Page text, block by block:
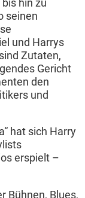
hin zu
seinen
und Harrys
Zutaten,
Gericht
den
und
hat sich Harry
erspielt –
Bühnen, Blues,